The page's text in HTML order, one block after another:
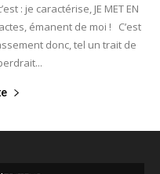
: je caractérise, JE MET EN
émanent de moi ! C’est
donc, tel un trait de